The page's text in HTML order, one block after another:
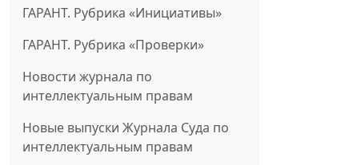
ГАРАНТ. Рубрика «Инициативы»
ГАРАНТ. Рубрика «Проверки»
Новости журнала по
интеллектуальным правам
Новые выпуски Журнала Суда по
интеллектуальным правам